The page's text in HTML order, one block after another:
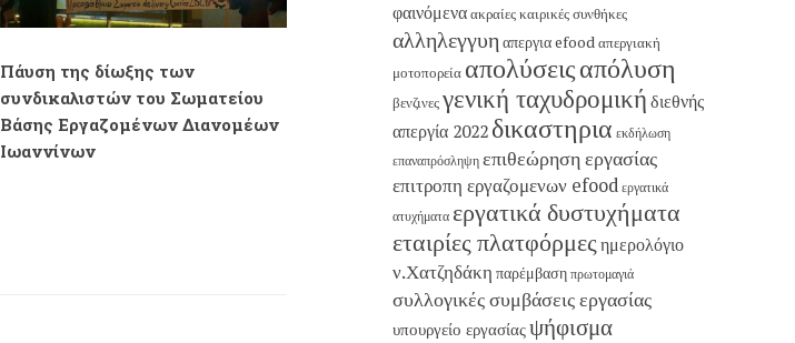
Πάυση της δίωξης των
συνδικαλιστών του Σωματείου
Βάσης Εργαζομένων Διανομέων
Ιωαννίνων
φαινόμεναακραίες καιρικές συνθήκες
αλληλεγγυη απεργια efoodαπεργιακή
μοτοπορεία απολύσειςαπόλυση
βενζινεςγενική ταχυδρομική διεθνής
απεργία 2022 δικαστηρια εκδήλωση
επαναπρόσληψη επιθεώρηση εργασίας
επιτροπη εργαζομενων efood εργατικά
ατυχήματα εργατικά δυστυχήματα
εταιρίες πλατφόρμες ημερολόγιο
ν.Χατζηδάκη παρέμβαση πρωτομαγιά
συλλογικές συμβάσεις εργασίας
υπουργείο εργασίαςψήφισμα